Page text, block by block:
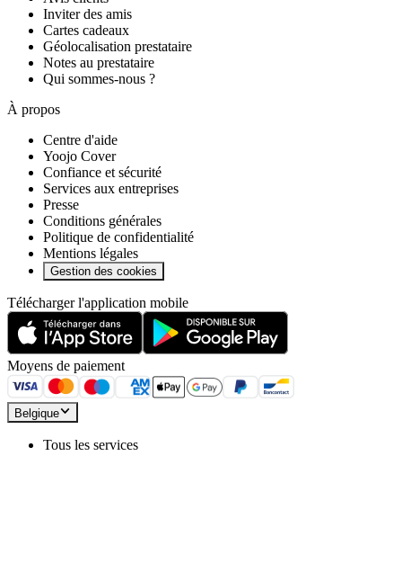
Inviter des amis
Cartes cadeaux
Géolocalisation prestataire
Notes au prestataire
Qui sommes-nous ?
À propos
Centre d'aide
Yoojo Cover
Confiance et sécurité
Services aux entreprises
Presse
Conditions générales
Politique de confidentialité
Mentions légales
Gestion des cookies
Télécharger l'application mobile
Moyens de paiement
Belgique
Tous les services